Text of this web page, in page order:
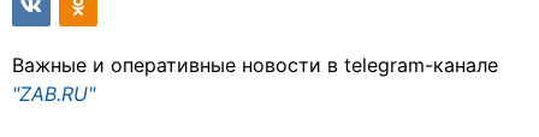
Важные и оперативные новости в telegram-канале
"ZAB.RU"